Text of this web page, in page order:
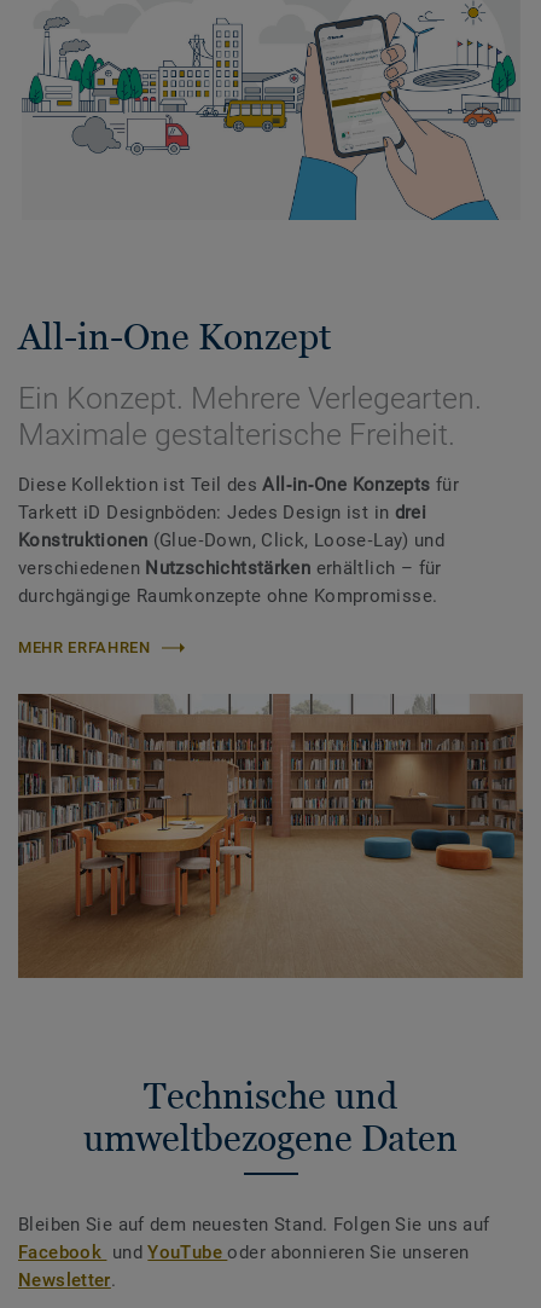
All-in-One Konzept
Ein Konzept. Mehrere Verlegearten.
Maximale gestalterische Freiheit.
Diese Kollektion ist Teil desAll‑in‑One Konzepts für
Tarkett iD Designböden: Jedes Design ist in drei
Konstruktionen (Glue‑Down, Click, Loose‑Lay) und
verschiedenen Nutzschichtstärken erhältlich – für
durchgängige Raumkonzepte ohne Kompromisse.
MEHR ERFAHREN
Technische und
umweltbezogene Daten
Bleiben Sie auf dem neuesten Stand. Folgen Sie uns auf
Facebook undYouTubeoder abonnieren Sie unseren
Newsletter.